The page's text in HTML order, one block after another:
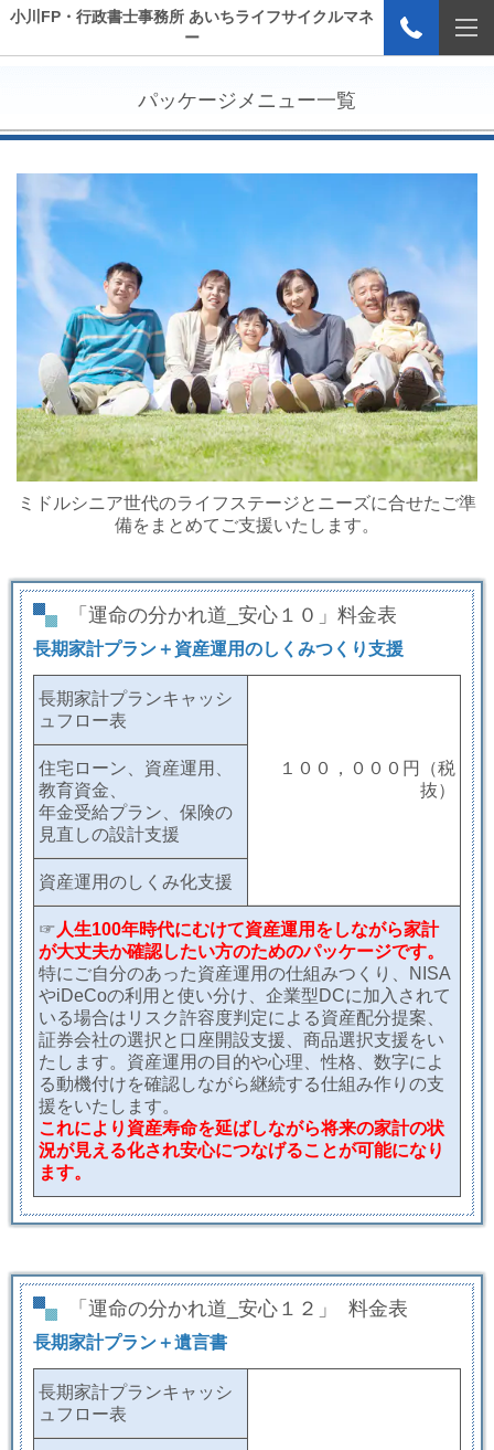
小川FP・行政書士事務所 あいちライフサイクルマネ
ー
パッケージメニュー一覧
ミドルシニア世代のライフステージとニーズに合せたご準
備をまとめてご支援いたします。
「運命の分かれ道_安心１０」料金表
長期家計プラン＋資産運用のしくみつくり支援
長期家計プランキャッシ
ュフロー表
１００，０００円（税
抜）
住宅ローン、資産運用、
教育資金、
年金受給プラン、保険の
見直しの設計支援
資産運用のしくみ化支援
☞ 人生100年時代にむけて資産運用をしながら家計
が大丈夫か確認したい方のためのパッケージです。
特にご自分のあった資産運用の仕組みつくり、NISA
やiDeCoの利用と使い分け、企業型DCに加入されて
いる場合はリスク許容度判定による資産配分提案、
証券会社の選択と口座開設支援、商品選択支援をい
たします。資産運用の目的や心理、性格、数字によ
る動機付けを確認しながら継続する仕組み作りの支
援をいたします。
これにより資産寿命を延ばしながら将来の家計の状
況が見える化され安心につなげることが可能になり
ます。
「運命の分かれ道_安心１２」 料金表
長期家計プラン＋遺言書
長期家計プランキャッシ
ュフロー表